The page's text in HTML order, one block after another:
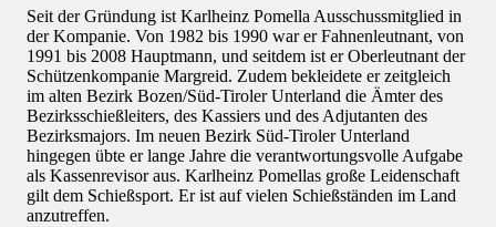
Seit der Gründung ist Karlheinz Pomella Ausschussmitglied in
der Kompanie. Von 1982 bis 1990 war er Fahnenleutnant, von
1991 bis 2008 Hauptmann, und seitdem ist er Oberleutnant der
Schützenkompanie Margreid. Zudem bekleidete er zeitgleich
im alten Bezirk Bozen/Süd-Tiroler Unterland die Ämter des
Bezirksschießleiters, des Kassiers und des Adjutanten des
Bezirksmajors. Im neuen Bezirk Süd-Tiroler Unterland
hingegen übte er lange Jahre die verantwortungsvolle Aufgabe
als Kassenrevisor aus. Karlheinz Pomellas große Leidenschaft
gilt dem Schießsport. Er ist auf vielen Schießständen im Land
anzutreffen.